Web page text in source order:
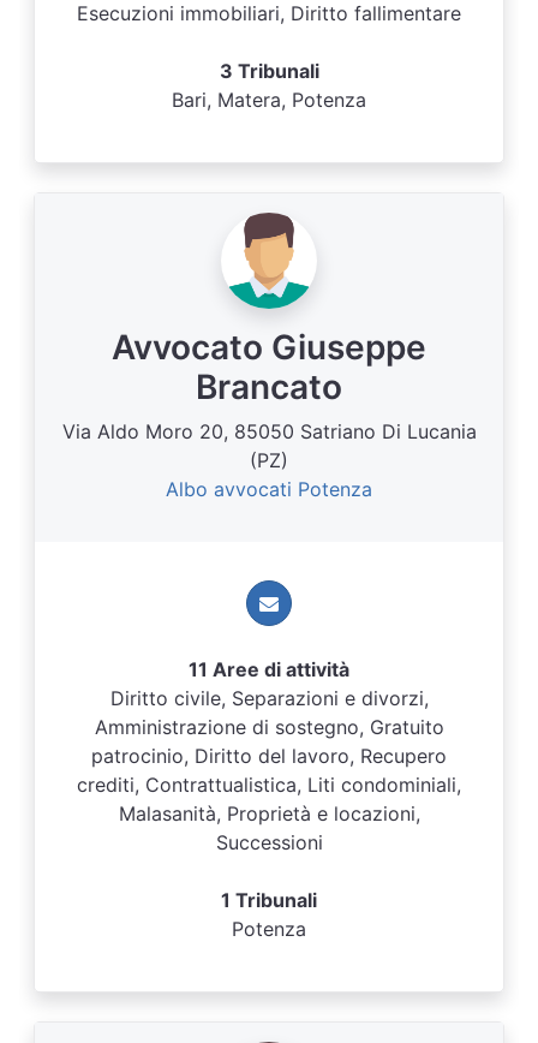
Esecuzioni immobiliari, Diritto fallimentare
3 Tribunali
Bari, Matera, Potenza
Avvocato Giuseppe
Brancato
Via Aldo Moro 20, 85050 Satriano Di Lucania
(PZ)
Albo avvocati Potenza
11 Aree di attività
Diritto civile, Separazioni e divorzi,
Amministrazione di sostegno, Gratuito
patrocinio, Diritto del lavoro, Recupero
crediti, Contrattualistica, Liti condominiali,
Malasanità, Proprietà e locazioni,
Successioni
1 Tribunali
Potenza